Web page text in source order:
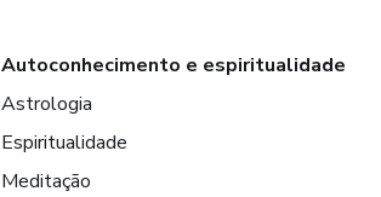
Autoconhecimento e espiritualidade
Astrologia
Espiritualidade
Meditação